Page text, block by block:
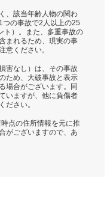
、該当年齢人物の関わ
つの事故で2人以上の25
ト）。また、多重事故の
まれるため、現実の事
意ください。
害なし）は、その事故
ため、大破事故と表示
場合がございます。同
いますが、他に負傷者
ださい。
点の住所情報を元に推
がございますので、あ